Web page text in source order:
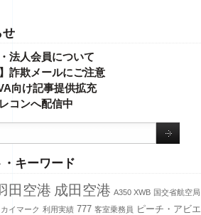
せ
法人会員について
】詐欺メールにご注意
向け記事提供拡充
コンへ配信中
キーワード
田空港 成田空港 A350 XWB 国交省航空局
カイマーク 利用実績 777 客室乗務員
ピーチ・アビエ